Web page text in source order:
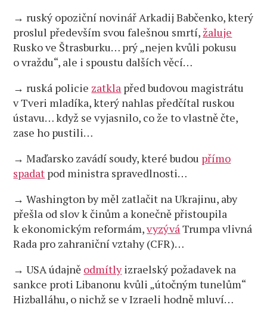
→ ruský opoziční novinář Arkadij Babčenko, který
proslul především svou falešnou smrtí,žaluje
Rusko ve Štrasburku… prý „nejen kvůli pokusu
o vraždu“, ale i spoustu dalších věcí…
→ ruská policie zatkla před budovou magistrátu
v Tveri mladíka, který nahlas předčítal ruskou
ústavu… když se vyjasnilo, co že to vlastně čte,
zase ho pustili…
→ Maďarsko zavádí soudy, které budou přímo
spadat pod ministra spravedlnosti…
→ Washington by měl zatlačit na Ukrajinu, aby
přešla od slov k činům a konečně přistoupila
k ekonomickým reformám,vyzýváTrumpa vlivná
Rada pro zahraniční vztahy (CFR)…
→ USA údajně odmítlyizraelský požadavek na
sankce proti Libanonu kvůli „útočným tunelům“
Hizballáhu, o nichž se v Izraeli hodně mluví…